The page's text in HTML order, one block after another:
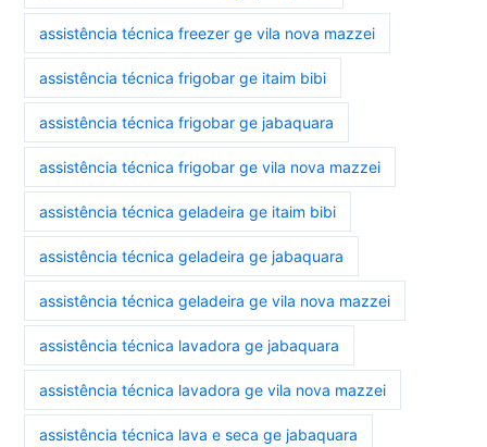
assistência técnica freezer ge vila nova mazzei
assistência técnica frigobar ge itaim bibi
assistência técnica frigobar ge jabaquara
assistência técnica frigobar ge vila nova mazzei
assistência técnica geladeira ge itaim bibi
assistência técnica geladeira ge jabaquara
assistência técnica geladeira ge vila nova mazzei
assistência técnica lavadora ge jabaquara
assistência técnica lavadora ge vila nova mazzei
assistência técnica lava e seca ge jabaquara